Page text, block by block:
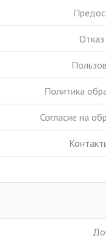
Политика
Согласие на